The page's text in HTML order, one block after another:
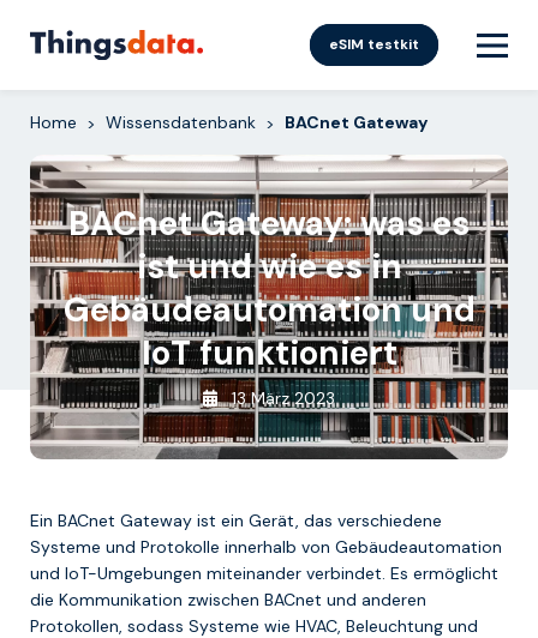
eSIM testkit
Home > Wissensdatenbank > BACnet Gateway
BACnet Gateway: was es
ist und wie es in
Gebäudeautomation und
IoT funktioniert
13 März 2023
Ein BACnet Gateway ist ein Gerät, das verschiedene
Systeme und Protokolle innerhalb von Gebäudeautomation
und IoT-Umgebungen miteinander verbindet. Es ermöglicht
die Kommunikation zwischen BACnet und anderen
Protokollen, sodass Systeme wie HVAC, Beleuchtung und